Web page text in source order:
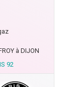
à DIJON
92